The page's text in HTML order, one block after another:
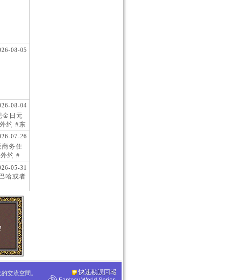
08-05
08-04
金日元
约 #东
#日
07-26
务住
约 #
风俗
05-31
哈或者
交流空間。
快速勘誤回報